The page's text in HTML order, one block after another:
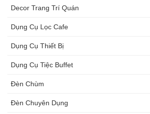
Decor Trang Trí Quán
Dụng Cụ Lọc Cafe
Dụng Cụ Thiết Bị
Dụng Cụ Tiệc Buffet
Đèn Chùm
Đèn Chuyên Dụng